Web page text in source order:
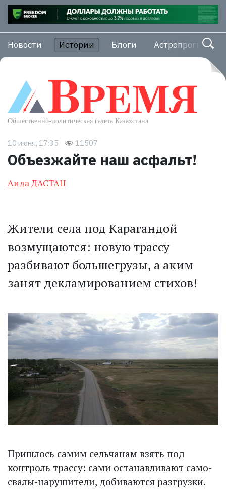
Новости Истории Блоги Астропрогноз
10 июня, 17:35 11507
Объезжайте наш асфальт!
Аида ДАСТАН
Жители села под Карагандой
возмущаются: новую трассу
разбивают большегрузы, а аким
занят декламированием стихов!
Пришлось самим сельчанам взять под
контроль трассу: сами останавливают само­
свалы-нарушители, добиваются разгрузки.